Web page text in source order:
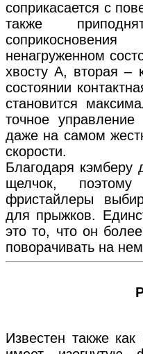
соприкасается с
также
ненагруженном
хвосту А, вторая –
состоянии
становится
точное
даже на самом
скорости.
Благодаря кэмберу
щелчок, поэтому
фристайлеры
для прыжков.
это то, что он
поворачивать на
Известен также